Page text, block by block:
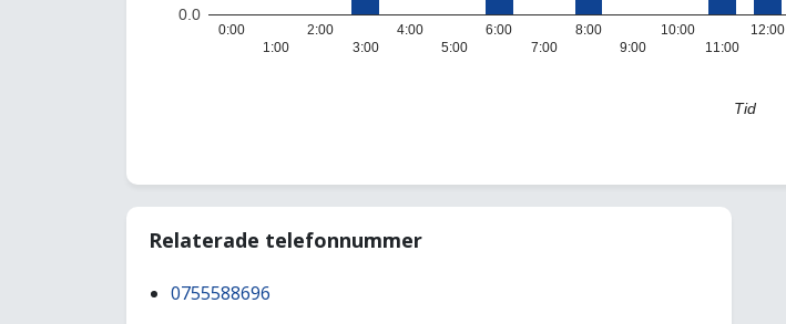
0:00
1:00
2:00
3:00
4:00
5:00
6:00
7:00
8:00
9:00
10:00
11:00
12:00
0.0
Tid
Relaterade telefonnummer
0755588696